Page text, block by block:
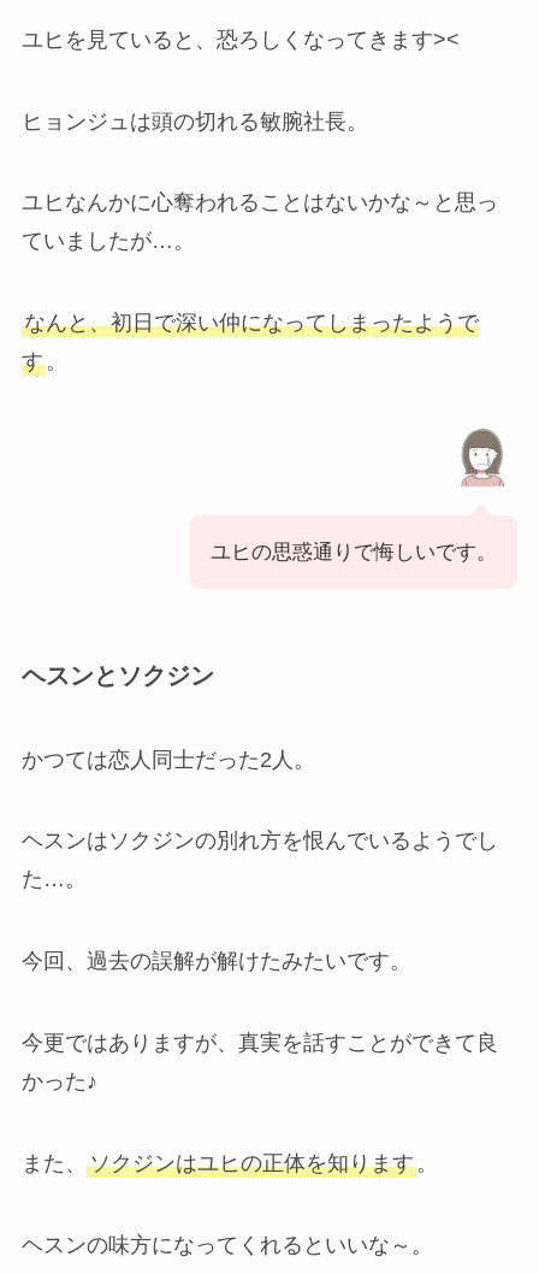
ユヒを見ていると、恐ろしくなってきます><
ヒョンジュは頭の切れる敏腕社長。
ユヒなんかに心奪われることはないかな～と思っ
ていましたが…。
なんと、初日で深い仲になってしまったようで
す。
ユヒの思惑通りで悔しいです。
ヘスンとソクジン
かつては恋人同士だった2人。
ヘスンはソクジンの別れ方を恨んでいるようでし
た…。
今回、過去の誤解が解けたみたいです。
今更ではありますが、真実を話すことができて良
かった♪
また、 ソクジンはユヒの正体を知ります。
ヘスンの味方になってくれるといいな～。